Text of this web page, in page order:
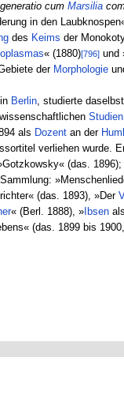
cum Marsilia
in den
des Keims der
« (1880)[796]und
der Morphologie
Berlin , studierte
Studien.
als Dozentan der
verliehen wurde.
(das.
(das. 1893), »Der
« (Berl. 1888), »Ibsen
(das. 1899 bis